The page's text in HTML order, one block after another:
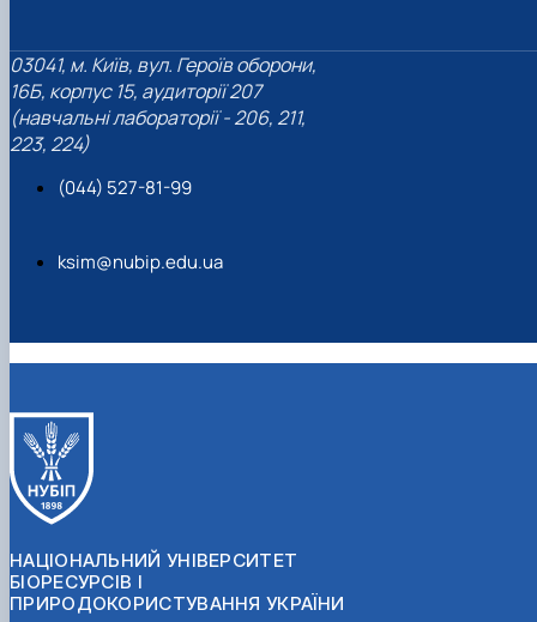
03041, м. Київ, вул. Героїв оборони,
16Б, корпус 15, аудиторії 207
(навчальні лабораторії - 206, 211,
223, 224)
(044) 527-81-99
ksim@nubip.edu.ua
НАЦІОНАЛЬНИЙ УНІВЕРСИТЕТ
БІОРЕСУРСІВ І
ПРИРОДОКОРИСТУВАННЯ УКРАЇНИ